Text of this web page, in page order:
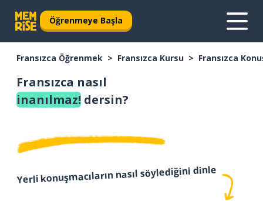
Öğrenmeye Başla
Fransızca Öğrenmek Fransızca Kursu Fransızca
Fransızca nasıl
inanılmaz! dersin?
Yerli konuşmacıların nasıl söylediğini dinle